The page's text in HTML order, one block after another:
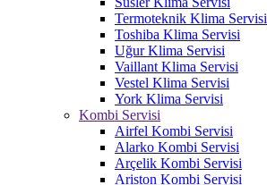
Termoteknik Klima Servisi
Toshiba Klima Servisi
Uğur Klima Servisi
Vaillant Klima Servisi
Vestel Klima Servisi
York Klima Servisi
Kombi Servisi
Airfel Kombi Servisi
Alarko Kombi Servisi
Arçelik Kombi Servisi
Ariston Kombi Servisi